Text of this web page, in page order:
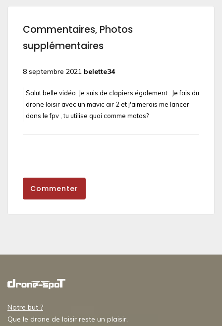
Commentaires, Photos
supplémentaires
8 septembre 2021 belette34
Salut belle vidéo. Je suis de clapiers également . Je fais du
drone loisir avec un mavic air 2 et j'aimerais me lancer
dans le fpv , tu utilise quoi comme matos?
Commenter
Notre but ?
Que le drone de loisir reste un plaisir,